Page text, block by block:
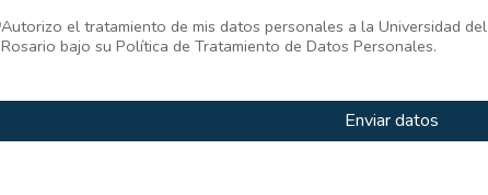
Autorizo el tratamiento de mis datos personales a la Universidad del
Rosario bajo su Política de Tratamiento de Datos Personales.